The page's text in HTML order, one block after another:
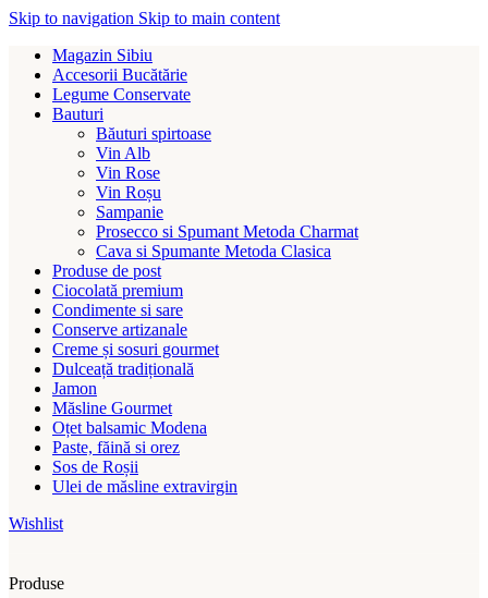
Skip to navigation Skip to main content
Magazin Sibiu
Accesorii Bucătărie
Legume Conservate
Bauturi
Băuturi spirtoase
Vin Alb
Vin Rose
Vin Roșu
Sampanie
Prosecco si Spumant Metoda Charmat
Cava si Spumante Metoda Clasica
Produse de post
Ciocolată premium
Condimente si sare
Conserve artizanale
Creme și sosuri gourmet
Dulceață tradițională
Jamon
Măsline Gourmet
Oțet balsamic Modena
Paste, făină si orez
Sos de Roșii
Ulei de măsline extravirgin
Wishlist
Produse